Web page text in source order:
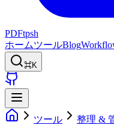
PDFtpsh
ホームツールBlog
⌘K
ツール 整理 &